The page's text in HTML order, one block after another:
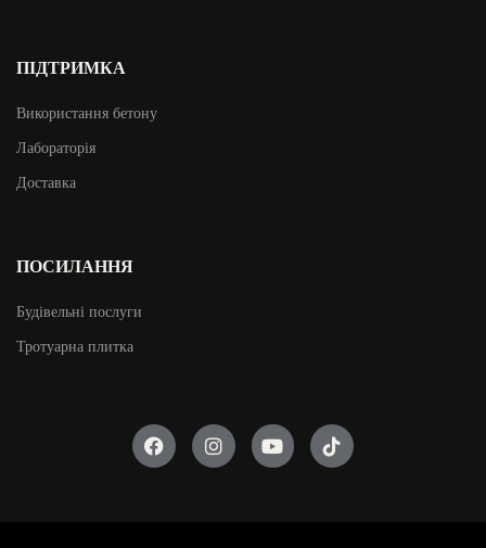
ПІДТРИМКА
Використання бетону
Лабораторія
Доставка
ПОСИЛАННЯ
Будівельні послуги
Тротуарна плитка